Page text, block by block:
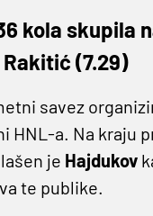
kola skupila
(7.29)
savez
HNL-a. Na kraju
je Hajdukov
te publike.